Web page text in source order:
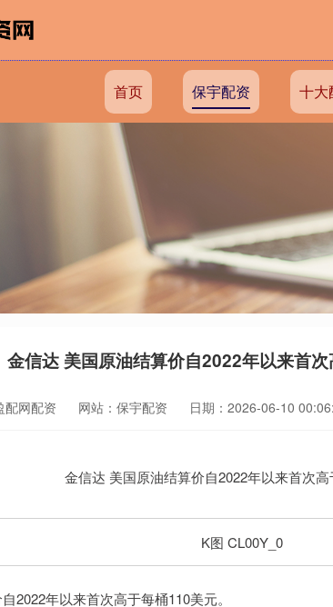
首页 保宇配资 十大
金信达 美国原油结算价自2022年以来首
配网配资 网站：保宇配资 日期：2026-06-10
年以来首次高于每桶110美元。